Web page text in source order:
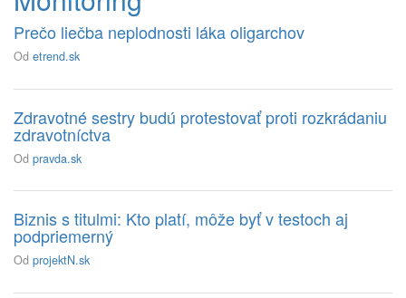
Prečo liečba neplodnosti láka oligarchov
Od etrend.sk
Zdravotné sestry budú protestovať proti rozkrádaniu
zdravotníctva
Od pravda.sk
Biznis s titulmi: Kto platí, môže byť v testoch aj
podpriemerný
Od projektN.sk